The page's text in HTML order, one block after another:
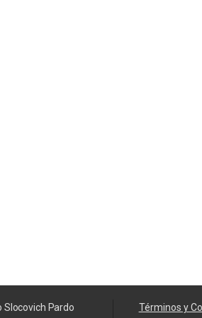
Slocovich Pardo Términos y